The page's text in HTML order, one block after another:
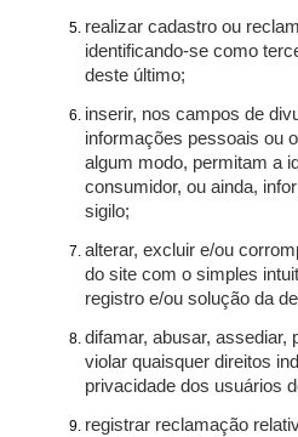
realizar cadastro ou
identificando-se como
deste último;
inserir, nos campos de
informações pessoais ou
algum modo, permitam a
consumidor, ou ainda,
sigilo;
alterar, excluir e/ou
do site com o simples
registro e/ou solução da
difamar, abusar, assediar,
violar quaisquer direitos
privacidade dos usuários
registrar reclamação